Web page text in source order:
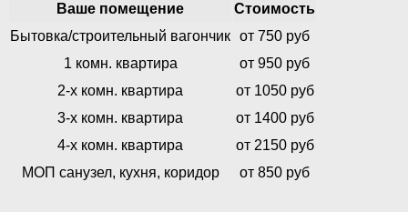
Ваше помещение
Стоимость
Бытовка/строительный вагончик от 750 руб
1 комн. квартира
от 950 руб
2-х комн. квартира
от 1050 руб
3-х комн. квартира
от 1400 руб
4-х комн. квартира
от 2150 руб
МОП санузел, кухня, коридор
от 850 руб